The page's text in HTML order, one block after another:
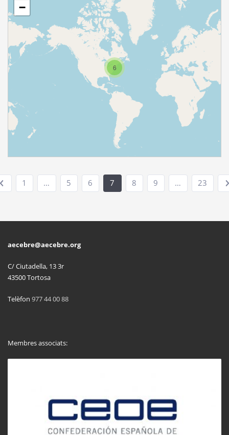
6
−
1 … 5 6 7 8 9 … 23
aecebre@aecebre.org
C/ Ciutadella, 13 3r
43500 Tortosa
Telèfon 977 44 00 88
Membres associats: